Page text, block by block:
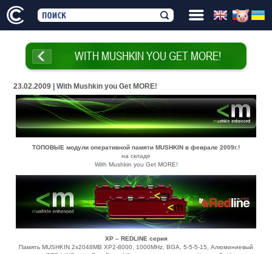
WITH MUSHKIN YOU GET MORE!
23.02.2009 | With Mushkin you Get MORE!
ТОПОВЫЕ модули оперативной памяти MUSHKIN в феврале 2009г.!
на складе
With Mushkin you Get MORE!
XP – REDLINE серия
Память MUSHKIN 2x2048MB XP2-8000, 1000MHz, BGA, 5-5-5-15, Алюминиевый